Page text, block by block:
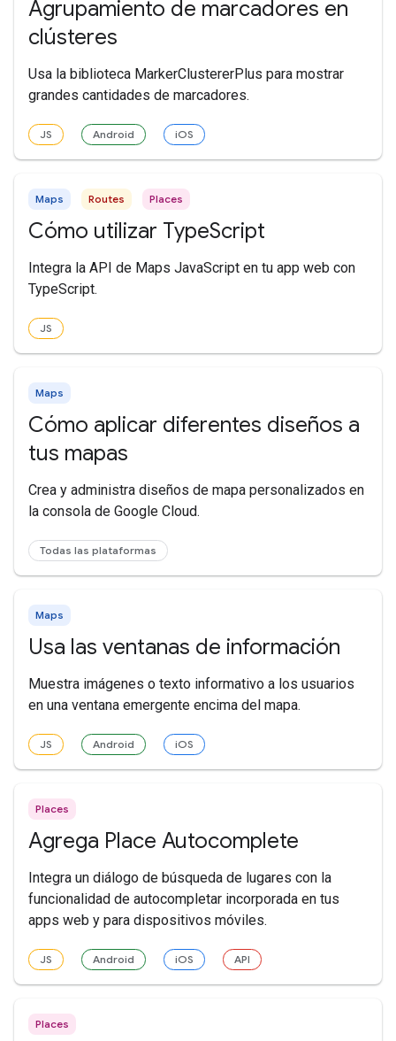
Agrupamiento de marcadores en
clústeres
Usa la biblioteca MarkerClustererPlus para mostrar
grandes cantidades de marcadores.
JS Android iOS
Maps Routes Places
Cómo utilizar TypeScript
Integra la API de Maps JavaScript en tu app web con
TypeScript.
JS
Maps
Cómo aplicar diferentes diseños a
tus mapas
Crea y administra diseños de mapa personalizados en
la consola de Google Cloud.
Todas las plataformas
Maps
Usa las ventanas de información
Muestra imágenes o texto informativo a los usuarios
en una ventana emergente encima del mapa.
JS Android iOS
Places
Agrega Place Autocomplete
Integra un diálogo de búsqueda de lugares con la
funcionalidad de autocompletar incorporada en tus
apps web y para dispositivos móviles.
JS Android iOS API
Places